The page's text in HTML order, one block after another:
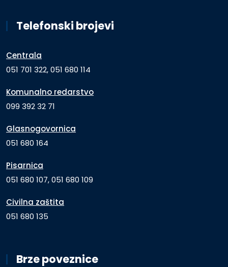
Telefonski brojevi
Centrala
051 701 322, 051 680 114
Komunalno redarstvo
099 392 32 71
Glasnogovornica
051 680 164
Pisarnica
051 680 107, 051 680 109
Civilna zaštita
051 680 135
Brze poveznice